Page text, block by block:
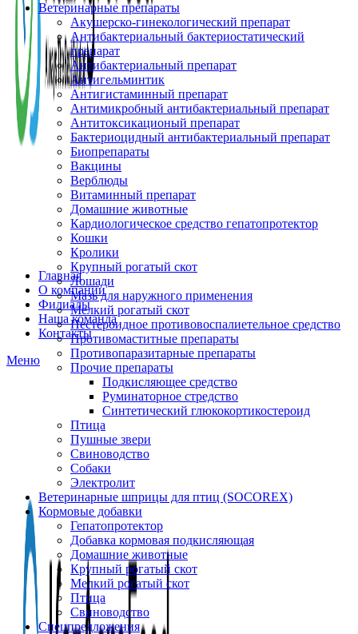
Главная
О компании
Филиалы
Наша команда
Контакты
Меню
Ветеринарные препараты
Акушерско-гинекологический препарат
Антибактериальный бактериостатический
препарат
Антибактериальный препарат
Антигельминтик
Антигистаминный препарат
Антимикробный антибактериальный препарат
Антитоксикационый препарат
Бактериоцидный антибактериальный препарат
Биопрепараты
Вакцины
Верблюды
Витаминный препарат
Домашние животные
Кардиологическое средство гепатопротектор
Кошки
Кролики
Крупный рогатый скот
Лошади
Мазь для наружного применения
Мелкий рогатый скот
Нестероидное противовоспалиетельное средство
Противомаститные препараты
Противопаразитарные препараты
Прочие препараты
Подкисляющее средство
Руминаторное стредство
Синтетический глюкокортикостероид
Птица
Пушные звери
Свиноводство
Собаки
Электролит
Ветеринарные шприцы для птиц (SOCOREX)
Кормовые добавки
Гепатопротектор
Добавка кормовая подкисляющая
Домашние животные
Крупный рогатый скот
Мелкий рогатый скот
Птица
Свиноводство
Спецпредложения